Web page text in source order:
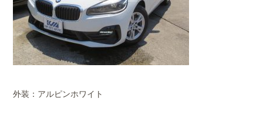
外装：アルピンホワイト